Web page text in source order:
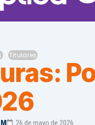
Titulares
26 de mayo de 2026